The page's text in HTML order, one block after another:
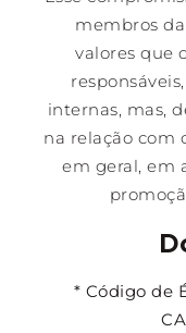
membros
valores que
internas, mas,
na relação com
em geral, em
* Código de